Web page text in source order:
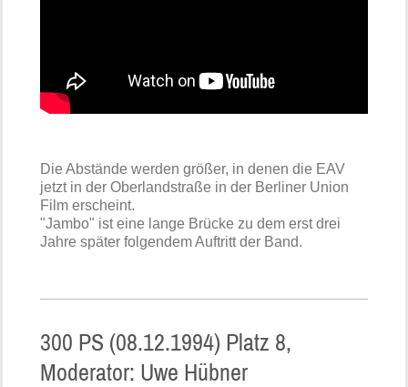
Die Abstände werden größer, in denen die EAV
jetzt in der Oberlandstraße in der Berliner Union
Film erscheint.
"Jambo" ist eine lange Brücke zu dem erst drei
Jahre später folgendem Auftritt der Band.
300 PS (08.12.1994) Platz 8,
Moderator: Uwe Hübner